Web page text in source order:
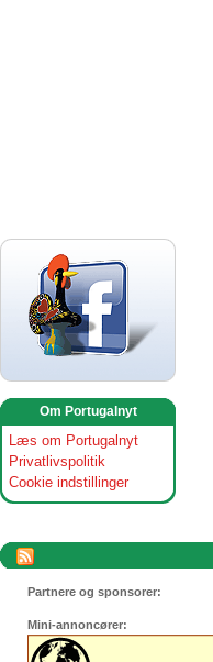
Om Portugalnyt
Læs om Portugalnyt
Privatlivspolitik
Cookie indstillinger
Partnere og sponsorer:
Mini-annoncører: